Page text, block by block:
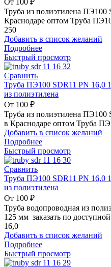
От 100 ₽
Труба из полиэтилена ПЭ100
Краснодаре оптом Труба
250
Добавить в список желаний
Подробнее
Быстрый просмотр
Сравнить
Труба ПЭ100 SDR11 PN 16,0
из полиэтилена
От 100 ₽
Труба из полиэтилена ПЭ100
в Краснодаре оптом Труба
Добавить в список желаний
Подробнее
Быстрый просмотр
Сравнить
Труба ПЭ100 SDR11 PN 16,0
из полиэтилена
От 100 ₽
Труба водопроводная из
125 мм заказать по
16,0
Добавить в список желаний
Подробнее
Быстрый просмотр